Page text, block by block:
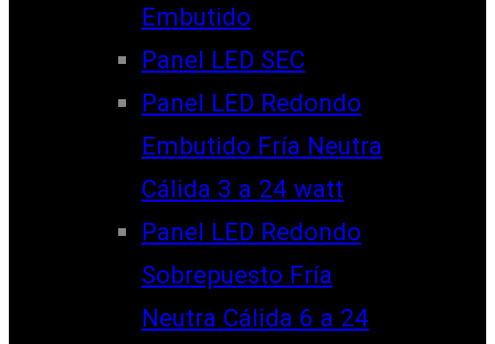
Embutido
Panel LED SEC
Panel LED Redondo
Embutido Fría Neutra
Cálida 3 a 24 watt
Panel LED Redondo
Sobrepuesto Fría
Neutra Cálida 6 a 24